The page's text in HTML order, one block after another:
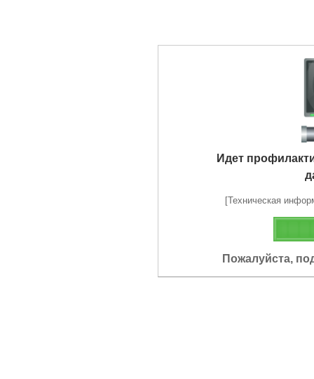
Идет
[Техническая
Пожалуйста,